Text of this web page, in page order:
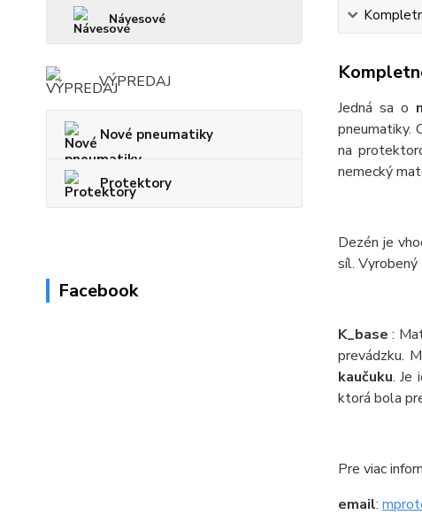
Návesové
VÝPREDAJ
Nové pneumatiky
Protektory
Facebook
Jedná sa o
pneumatiky.
na
nemecký
Dezén je
síl.
K_base :
prevádzku.
kaučuku. Je
ktorá bola
Pre viac
email: